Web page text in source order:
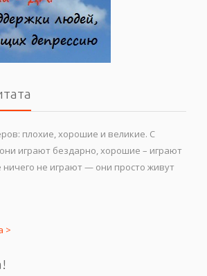
плохие, хорошие и великие. С
играют бездарно, хорошие – играют
не играют — они просто живут
>